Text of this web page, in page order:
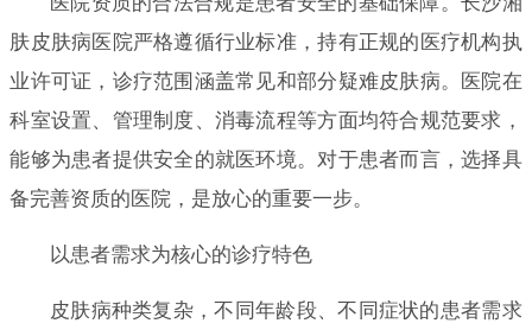
肤皮肤病医院严格遵循行业标准，持有正规的医疗机构执
业许可证，诊疗范围涵盖常见和部分疑难皮肤病。医院在
科室设置、管理制度、消毒流程等方面均符合规范要求，
能够为患者提供安全的就医环境。对于患者而言，选择具
备完善资质的医院，是放心的重要一步。
以患者需求为核心的诊疗特色
皮肤病种类复杂，不同年龄段、不同症状的患者需求